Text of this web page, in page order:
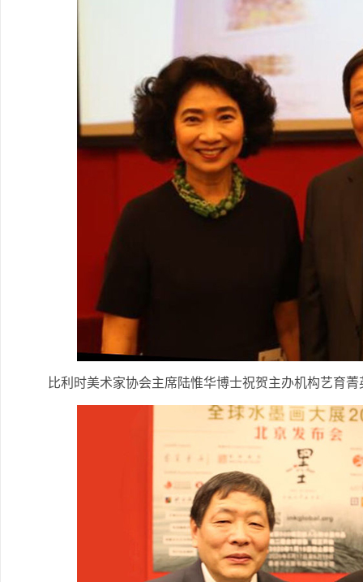
比利时美术家协会主席陆惟华博士祝贺主办机构艺育